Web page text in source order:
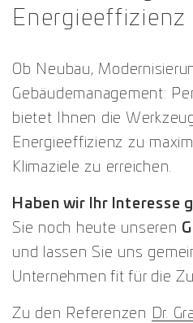
Energieeffizienz
Ob Neubau,
Gebäudemanagement:
bietet Ihnen die
Energieeffizienz zu
Klimaziele zu erreichen.
Haben wir Ihr Interesse
Sie noch heute unseren
und lassen Sie uns
Unternehmen fit für die
Zu den Referenzen Dr.